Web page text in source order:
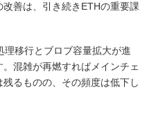
善は、引き続きETHの重要課
移行とブロブ容量拡大が進
混雑が再燃すればメインチェ
るものの、その頻度は低下し